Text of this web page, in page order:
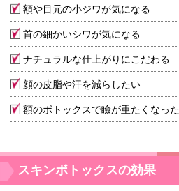
額や目元の小ジワが気になる
首の細かいシワが気になる
ナチュラルな仕上がりにこだわる
顔の皮脂や汗を減らしたい
額のボトックスで瞼が重たくなった
スキンボトックスの効果